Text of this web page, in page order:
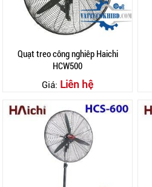
Quạt treo công nghiêp Haichi
HCW500
Giá: Liên hệ